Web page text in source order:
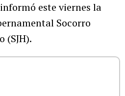
este viernes la
Socorro
(SJH).